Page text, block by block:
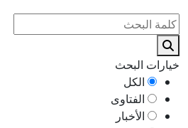
خيارات البحث
الكل
الفتاوى
الأخبار